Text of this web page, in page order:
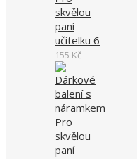
skvělou
paní
učitelku 6
155 Kč